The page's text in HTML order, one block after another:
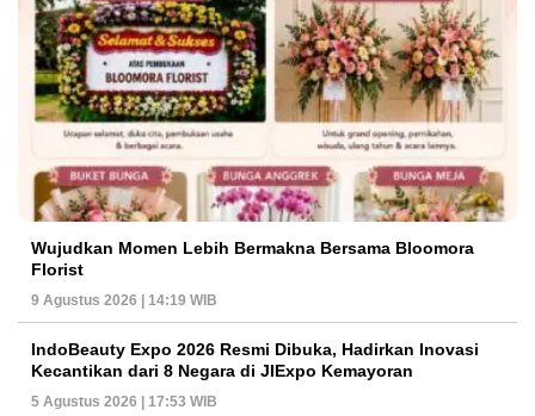
Wujudkan Momen Lebih Bermakna Bersama Bloomora
Florist
9 Agustus 2026 | 14:19 WIB
IndoBeauty Expo 2026 Resmi Dibuka, Hadirkan Inovasi
Kecantikan dari 8 Negara di JIExpo Kemayoran
5 Agustus 2026 | 17:53 WIB